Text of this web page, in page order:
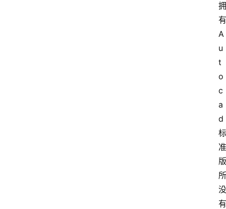
拥
有
A
u
t
o
c
a
d
标
准
版
所
没
有